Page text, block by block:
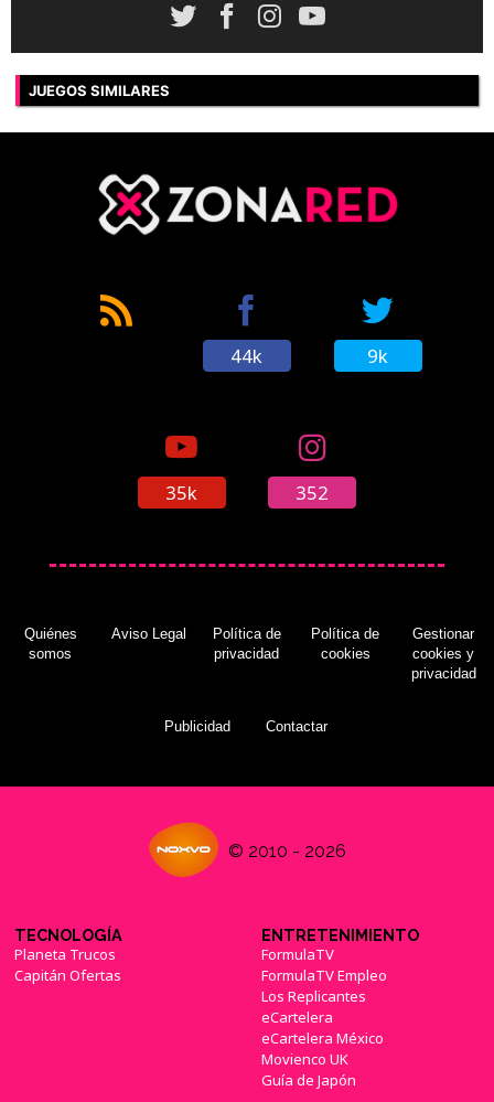
JUEGOS SIMILARES
44k 9k
35k 352
Quiénes
somos
Aviso Legal
Política de
privacidad
Política de
cookies
Gestionar
cookies y
privacidad
Publicidad Contactar
© 2010 - 2026
TECNOLOGÍA
Planeta Trucos
Capitán Ofertas
ENTRETENIMIENTO
FormulaTV
FormulaTV Empleo
Los Replicantes
eCartelera
eCartelera México
Movienco UK
Guía de Japón